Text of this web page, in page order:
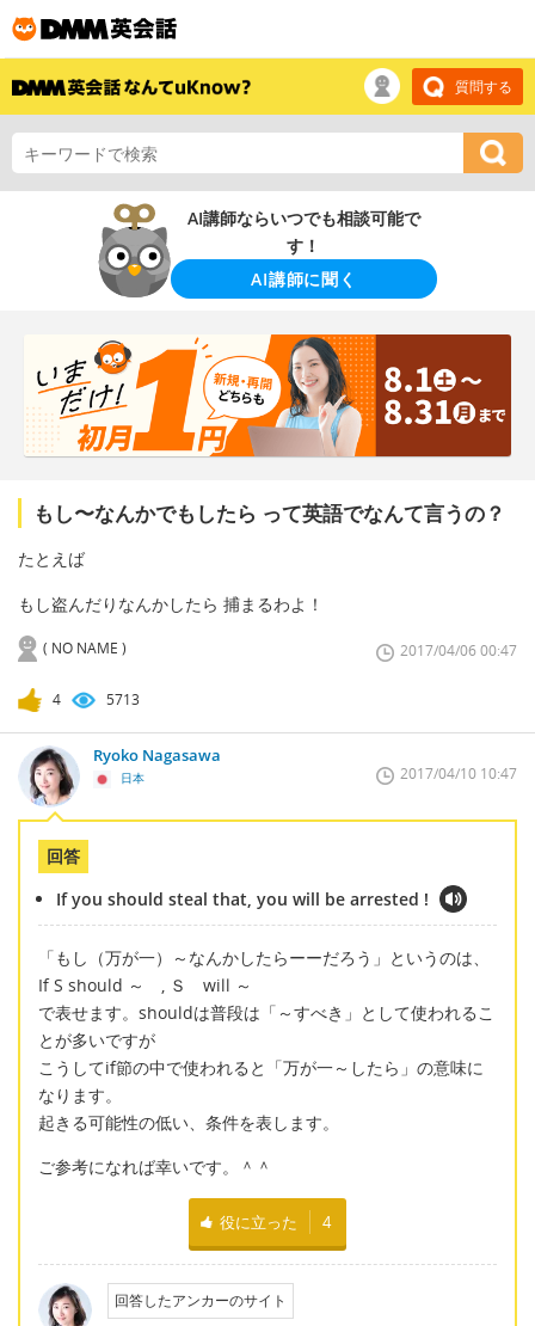
質問する
AI講師ならいつでも相談可能で
す！
AI講師に聞く
もし〜なんかでもしたら って英語でなんて言うの？
たとえば
もし盗んだりなんかしたら 捕まるわよ！
( NO NAME ) 2017/04/06 00:47
4 5713
Ryoko Nagasawa
日本 2017/04/10 10:47
回答
If you should steal that, you will be arrested !
「もし（万が一）～なんかしたらーーだろう」というのは、
If S should ～ , Ｓ will ～
で表せます。shouldは普段は「～すべき」として使われるこ
とが多いですが
こうしてif節の中で使われると「万が一～したら」の意味に
なります。
起きる可能性の低い、条件を表します。
ご参考になれば幸いです。＾＾
役に立った 4
回答したアンカーのサイト